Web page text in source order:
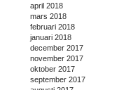
april 2018
mars 2018
februari 2018
januari 2018
december 2017
november 2017
oktober 2017
september 2017